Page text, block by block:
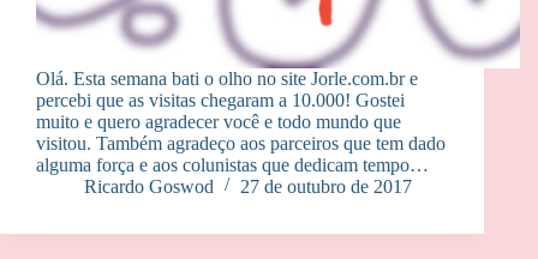
Olá. Esta semana bati o olho no site Jorle.com.br e
percebi que as visitas chegaram a 10.000! Gostei
muito e quero agradecer você e todo mundo que
visitou. Também agradeço aos parceiros que tem dado
alguma força e aos colunistas que dedicam tempo…
Ricardo Goswod
27 de outubro de 2017